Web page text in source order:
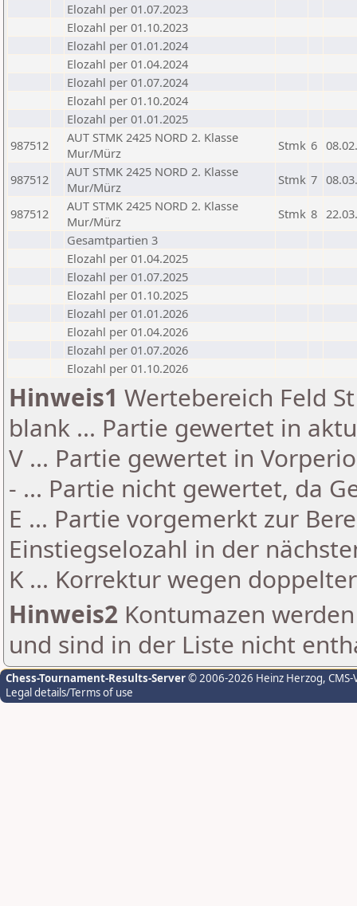
Elozahl per 01.07.2023
Elozahl per 01.10.2023
Elozahl per 01.01.2024
Elozahl per 01.04.2024
Elozahl per 01.07.2024
Elozahl per 01.10.2024
Elozahl per 01.01.2025
987512
AUT STMK 2425 NORD 2. Klasse
Mur/Mürz
Stmk 6
987512
AUT STMK 2425 NORD 2. Klasse
Mur/Mürz
Stmk 7
987512
AUT STMK 2425 NORD 2. Klasse
Mur/Mürz
Stmk 8
Gesamtpartien 3
Elozahl per 01.04.2025
Elozahl per 01.07.2025
Elozahl per 01.10.2025
Elozahl per 01.01.2026
Elozahl per 01.04.2026
Elozahl per 01.07.2026
Elozahl per 01.10.2026
Hinweis1 Wertebereich Feld
blank ... Partie gewertet in
V ... Partie gewertet in
- ... Partie nicht gewertet, da
E ... Partie vorgemerkt zur
Einstiegselozahl in der
K ... Korrektur wegen
Hinweis2 Kontumazen
und sind in der Liste nicht
Chess-Tournament-Results-Server© 2006-2026 Heinz Herzog,
Legal details/Terms of use